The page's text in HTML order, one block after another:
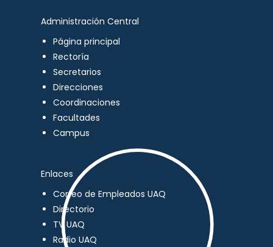
Administración Central
Página principal
Rectoría
Secretarios
Direcciones
Coordinaciones
Facultades
Campus
Enlaces
Correo de Empleados UAQ
Directorio
TV UAQ
Radio UAQ